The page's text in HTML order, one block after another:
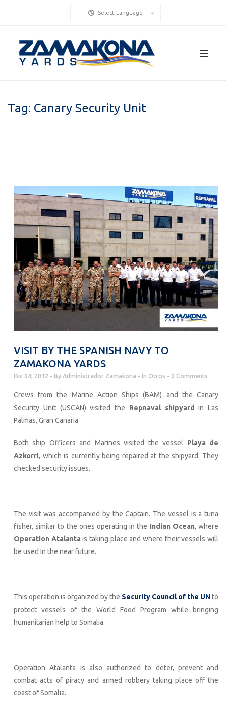
Select Language
Tag: Canary Security Unit
VISIT BY THE SPANISH NAVY TO
ZAMAKONA YARDS
Dic 04, 2012 By Administrador Zamakona In Otros 0 Comments
Crews from the Marine Action Ships (BAM) and the Canary
Security Unit (USCAN) visited the Repnaval shipyardin Las
Palmas, Gran Canaria.
Both ship Officers and Marines visited the vessel Playa de
Azkorri, which is currently being repaired at the shipyard. They
checked security issues.
The visit was accompanied by the Captain. The vessel is a tuna
fisher, similar to the ones operating in the Indian Ocean, where
Operation Atalantais taking place and where their vessels will
be used In the near future.
This operation is organized by the Security Council of the UNto
protect vessels of the World Food Program while bringing
humanitarian help to Somalia.
Operation Atalanta is also authorized to deter, prevent and
combat acts of piracy and armed robbery taking place off the
coast of Somalia.